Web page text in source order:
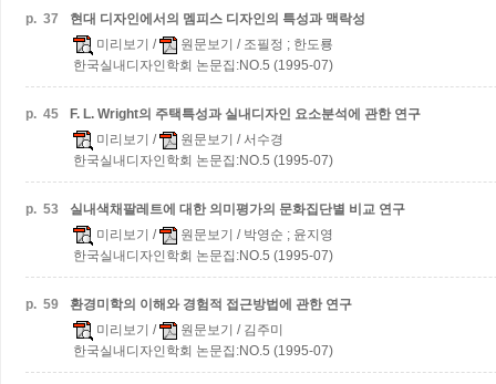
p. 37
현대 디자인에서의 멤피스 디자인의 특성과 맥락성
미리보기 / 원문보기 / 조필정 ; 한도룡
한국실내디자인학회 논문집:NO.5 (1995-07)
p. 45
F. L. Wright의 주택특성과 실내디자인 요소분석에 관한 연구
미리보기 / 원문보기 / 서수경
한국실내디자인학회 논문집:NO.5 (1995-07)
p. 53
실내색채팔레트에 대한 의미평가의 문화집단별 비교 연구
미리보기 / 원문보기 / 박영순 ; 윤지영
한국실내디자인학회 논문집:NO.5 (1995-07)
p. 59
환경미학의 이해와 경험적 접근방법에 관한 연구
미리보기 / 원문보기 / 김주미
한국실내디자인학회 논문집:NO.5 (1995-07)